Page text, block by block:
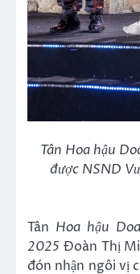
Tân Hoa hậu
được NSND
Tân Hoa hậu
2025 Đoàn Thị
đón nhận ngôi vị